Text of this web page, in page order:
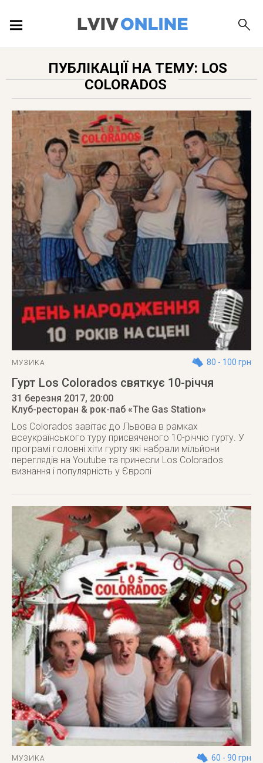
ПУБЛІКАЦІЇ
ДОВІДКА
ПУБЛІКАЦІЇ НА ТЕМУ: LOS
COLORADOS
МУЗИКА 80 - 100 грн
Гурт Los Colorados святкує 10-річчя
31 березня 2017, 20:00
Клуб-ресторан & рок-паб «The Gas Station»
Los Colorados завітає до Львова в рамках
всеукраїнського туру присвяченого 10-річчю гурту. У
програмі головні хіти гурту які набрали мільйони
переглядів на Youtube та принесли Los Colorados
визнання і популярність у Європі
МУЗИКА 60 - 90 грн